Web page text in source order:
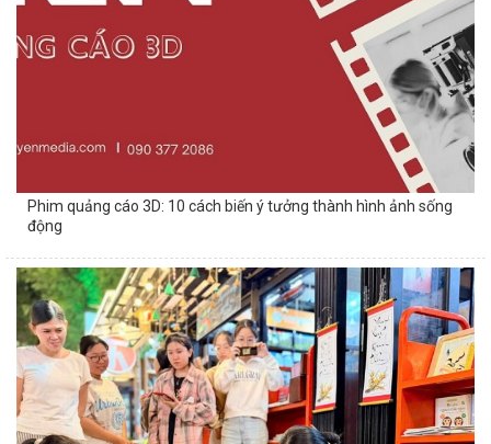
Phim quảng cáo 3D: 10 cách biến ý tưởng thành hình ảnh sống
động